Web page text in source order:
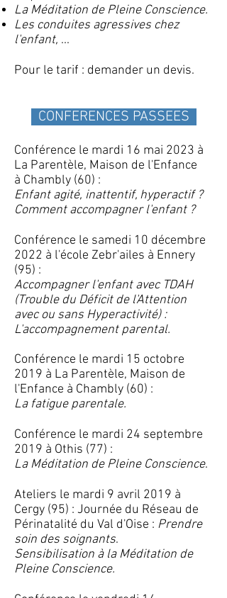
La Méditation de Pleine Conscience.
Les conduites agressives chez
l'enfant, ...
Pour le tarif : demander un devis.
CONFERENCES PASSEES
Conférence le mardi 16 mai 2023 à
La Parentèle, Maison de l'Enfance
à Chambly (60) :
Enfant agité, inattentif, hyperactif ?
Comment accompagner l'enfant ?
Conférence le samedi 10 décembre
2022 à l'école Zebr'ailes à Ennery
(95) :
Accompagner l'enfant avec TDAH
(Trouble du Déficit de l'Attention
avec ou sans Hyperactivité) :
L'accompagnement parental.
Conférence le mardi 15 octobre
2019 à La Parentèle, Maison de
l'Enfance à Chambly (60) :
La fatigue parentale.
Conférence le mardi 24 septembre
2019 à Othis (77) :
La Méditation de Pleine Conscience.
Ateliers le mardi 9 avril 2019 à
Cergy (95) : Journée du Réseau de
Périnatalité du Val d'Oise : Prendre
soin des soignants.
Sensibilisation à la Méditation de
Pleine Conscience.